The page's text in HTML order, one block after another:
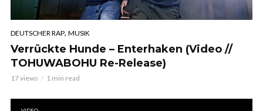
DEUTSCHER RAP, MUSIK
Verrückte Hunde – Enterhaken (Video //
TOHUWABOHU Re-Release)
17 views 1 min read